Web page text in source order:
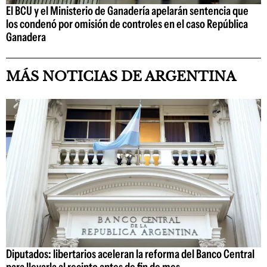
El BCU y el Ministerio de Ganadería apelarán sentencia que
los condenó por omisión de controles en el caso República
Ganadera
MÁS NOTICIAS DE ARGENTINA
Diputados: libertarios aceleran la reforma del Banco Central